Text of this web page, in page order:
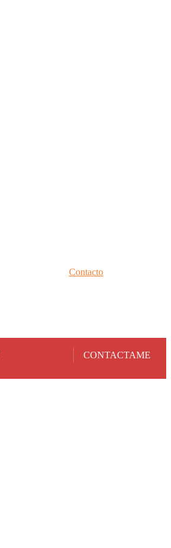
Contacto
CONTACTAME